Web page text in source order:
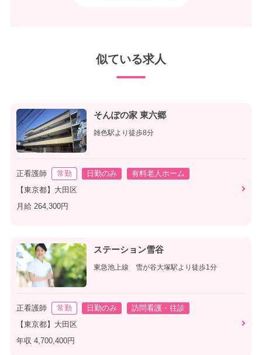
似ている求人
そんぽの家 東六郷
雑色駅より徒歩8分
正看護師 常勤 日勤のみ
有料老人ホーム
【東京都】大田区
月給 264,300円
ステーション雪谷
東急池上線 雪が谷大塚駅より徒歩1分
正看護師 常勤 日勤のみ
訪問看護・往診
【東京都】大田区
年収 4,700,400円